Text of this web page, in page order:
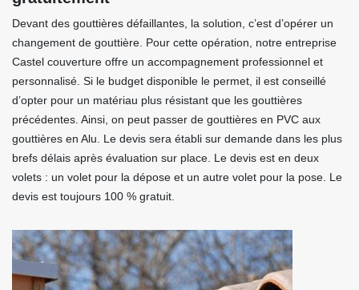
Devant des gouttières défaillantes, la solution, c’est d’opérer un
changement de gouttière. Pour cette opération, notre entreprise
Castel couverture offre un accompagnement professionnel et
personnalisé. Si le budget disponible le permet, il est conseillé
d’opter pour un matériau plus résistant que les gouttières
précédentes. Ainsi, on peut passer de gouttières en PVC aux
gouttières en Alu. Le devis sera établi sur demande dans les plus
brefs délais après évaluation sur place. Le devis est en deux
volets : un volet pour la dépose et un autre volet pour la pose. Le
devis est toujours 100 % gratuit.